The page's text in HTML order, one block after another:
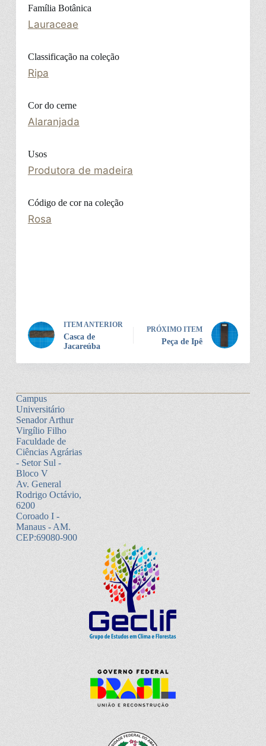
Família Botânica
Lauraceae
Classificação na coleção
Ripa
Cor do cerne
Alaranjada
Usos
Produtora de madeira
Código de cor na coleção
Rosa
ITEM ANTERIOR
Casca de
Jacareúba
PRÓXIMO ITEM
Peça de Ipê
Campus
Universitário
Senador Arthur
Virgílio Filho
Faculdade de
Ciências Agrárias
- Setor Sul -
Bloco V
Av. General
Rodrigo Octávio,
6200
Coroado I -
Manaus - AM.
CEP:69080-900